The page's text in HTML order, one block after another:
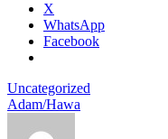
X
WhatsApp
Facebook
Uncategorized
Adam/Hawa